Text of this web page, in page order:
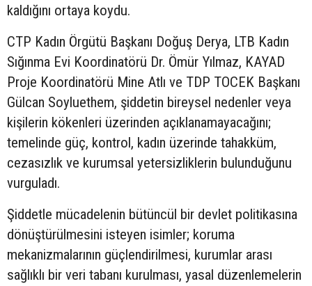
kaldığını ortaya koydu.
CTP Kadın Örgütü Başkanı Doğuş Derya, LTB Kadın
Sığınma Evi Koordinatörü Dr. Ömür Yılmaz, KAYAD
Proje Koordinatörü Mine Atlı ve TDP TOCEK Başkanı
Gülcan Soyluethem, şiddetin bireysel nedenler veya
kişilerin kökenleri üzerinden açıklanamayacağını;
temelinde güç, kontrol, kadın üzerinde tahakküm,
cezasızlık ve kurumsal yetersizliklerin bulunduğunu
vurguladı.
Şiddetle mücadelenin bütüncül bir devlet politikasına
dönüştürülmesini isteyen isimler; koruma
mekanizmalarının güçlendirilmesi, kurumlar arası
sağlıklı bir veri tabanı kurulması, yasal düzenlemelerin